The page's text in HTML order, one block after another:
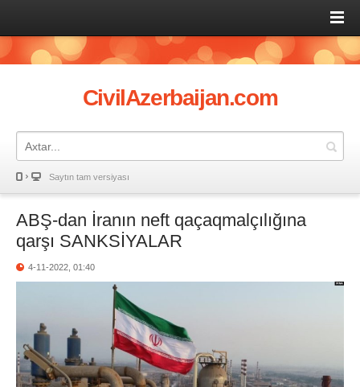
CivilAzerbaijan.com
Saytın tam versiyası
ABŞ-dan İranın neft qaçaqmalçılığına
qarşı SANKSİYALAR
4-11-2022, 01:40